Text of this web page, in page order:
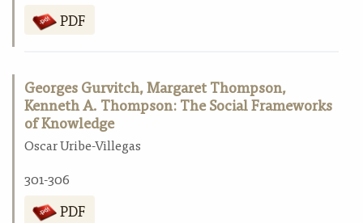
PDF
Georges Gurvitch, Margaret Thompson,
Kenneth A. Thompson: The Social Frameworks
of Knowledge
Oscar Uribe-Villegas
301-306
PDF